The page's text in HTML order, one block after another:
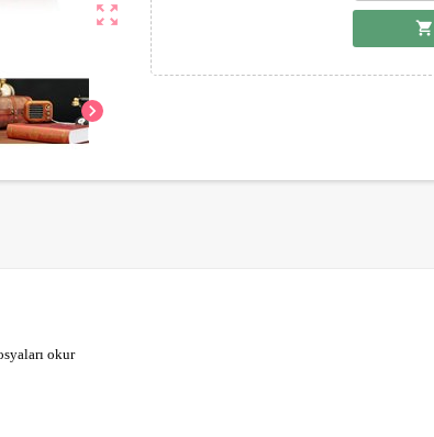
zoom_out_map
chevron_right
shopping_cart
okur